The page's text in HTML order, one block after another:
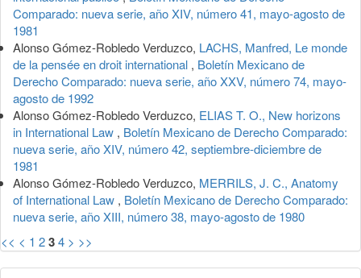
Comparado: nueva serie, año XIV, número 41, mayo-agosto de
1981
Alonso Gómez-Robledo Verduzco, LACHS, Manfred, Le monde
de la pensée en droit international , Boletín Mexicano de
Derecho Comparado: nueva serie, año XXV, número 74, mayo-
agosto de 1992
Alonso Gómez-Robledo Verduzco, ELIAS T. O., New horizons
in International Law , Boletín Mexicano de Derecho Comparado:
nueva serie, año XIV, número 42, septiembre-diciembre de
1981
Alonso Gómez-Robledo Verduzco, MERRILS, J. C., Anatomy
of International Law , Boletín Mexicano de Derecho Comparado:
nueva serie, año XIII, número 38, mayo-agosto de 1980
<< < 1 234 > >>